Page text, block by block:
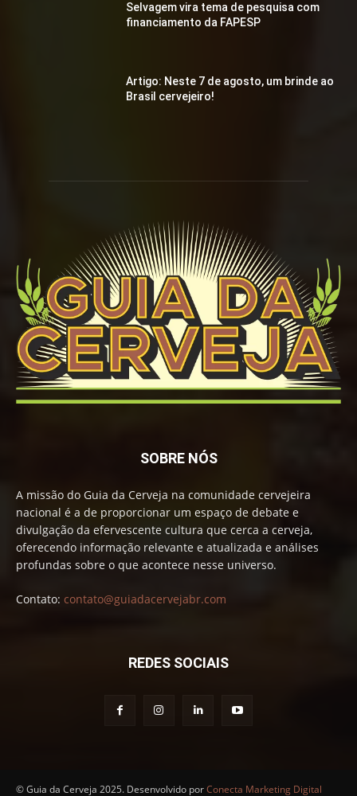
Selvagem vira tema de pesquisa com
financiamento da FAPESP
Artigo: Neste 7 de agosto, um brinde ao
Brasil cervejeiro!
SOBRE NÓS
A missão do Guia da Cerveja na comunidade cervejeira
nacional é a de proporcionar um espaço de debate e
divulgação da efervescente cultura que cerca a cerveja,
oferecendo informação relevante e atualizada e análises
profundas sobre o que acontece nesse universo.
Contato: contato@guiadacervejabr.com
REDES SOCIAIS
© Guia da Cerveja 2025. Desenvolvido porConecta Marketing Digital